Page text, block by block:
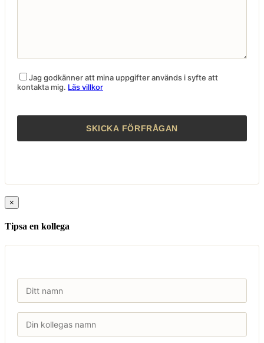
Jag godkänner att mina uppgifter används i syfte att
kontakta mig. Läs villkor
×
Tipsa en kollega